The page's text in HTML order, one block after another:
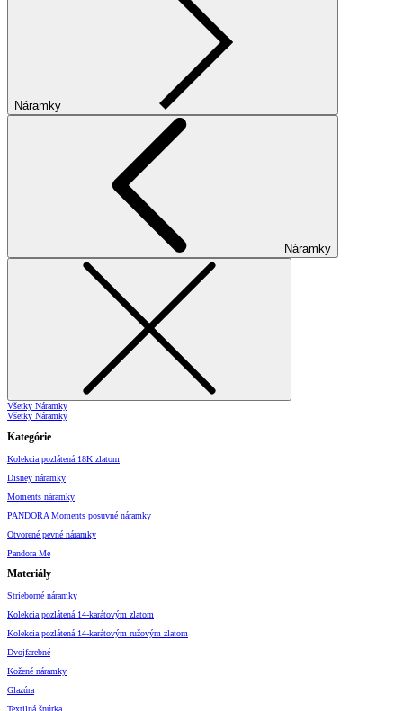
Náramky
Náramky
Všetky Náramky
Všetky Náramky
Kategórie
Kolekcia pozlátená 18K zlatom
Disney náramky
Moments náramky
PANDORA Moments posuvné náramky
Otvorené pevné náramky
Pandora Me
Materiály
Strieborné náramky
Kolekcia pozlátená 14-karátovým zlatom
Kolekcia pozlátená 14-karátovým ružovým zlatom
Dvojfarebné
Kožené náramky
Glazúra
Textilná šnúrka